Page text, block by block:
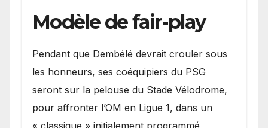
Modèle de fair-play
Pendant que Dembélé devrait crouler sous
les honneurs, ses coéquipiers du PSG
seront sur la pelouse du Stade Vélodrome,
pour affronter l’OM en Ligue 1, dans un